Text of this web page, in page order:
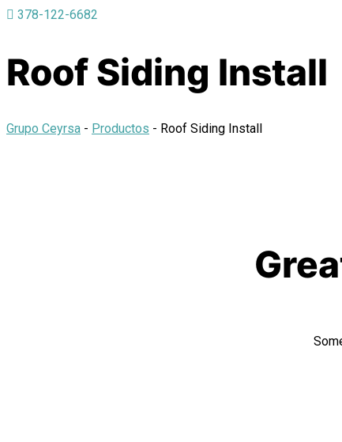
378-122-6682
Roof Siding Install
Grupo Ceyrsa - Productos - Roof Siding Install